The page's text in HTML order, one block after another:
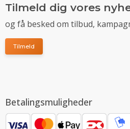
Tilmeld dig vores
og få besked om tilbud,
Tilmeld
Betalingsmuligheder